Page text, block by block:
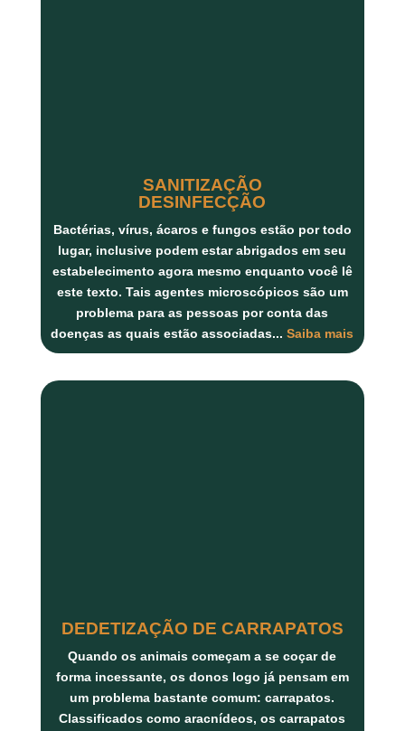
SANITIZAÇÃO
DESINFECÇÃO
Bactérias, vírus, ácaros e fungosestão por todo
lugar, inclusive podem estar abrigados em seu
estabelecimento agora mesmo enquanto você lê
este texto. Tais agentes microscópicos são um
problema para as pessoas por conta das
doenças as quais estão associadas...Saiba mais
DEDETIZAÇÃO DE CARRAPATOS
Quando os animais começam a se coçar de
forma incessante, os donos logo já pensam em
um problema bastante comum: carrapatos.
Classificados como aracnídeos, os carrapatos